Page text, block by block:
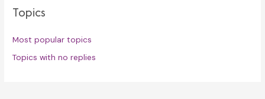
Topics
Most popular topics
Topics with no replies